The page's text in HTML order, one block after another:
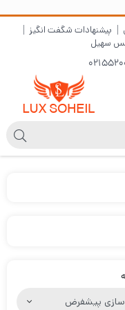
پیشنهادات شگفت انگیز
سهیل